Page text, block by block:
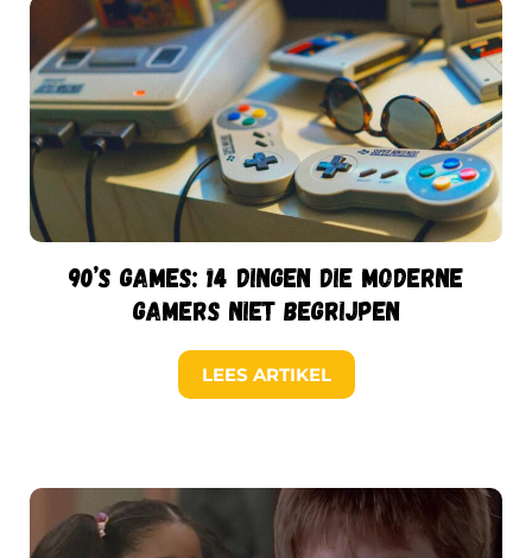
90’s games: 14 dingen die moderne
gamers niet begrijpen
LEES ARTIKEL